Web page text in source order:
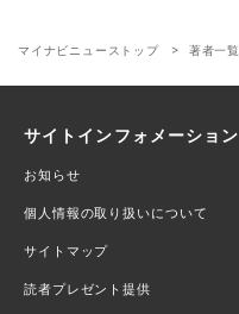
マイナビニューストップ 著者一覧
サイトインフォメーション
お知らせ
個人情報の取り扱いについて
サイトマップ
読者プレゼント提供